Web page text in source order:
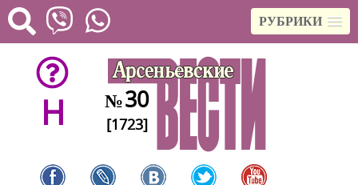
РУБРИКИ
H №30
[1723]